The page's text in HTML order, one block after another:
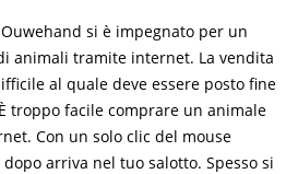
si è impegnato per un
animali tramite internet. La vendita
al quale deve essere posto fine
troppo facile comprare un animale
Con un solo clic del mouse
arriva nel tuo salotto. Spesso si